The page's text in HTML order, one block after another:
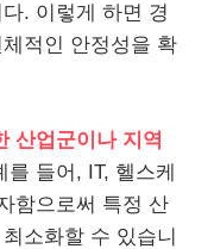
. 이렇게 하면 경
적인 안정성을 확
산업군이나 지역
들어, IT, 헬스케
함으로써 특정 산
최소화할 수 있습니